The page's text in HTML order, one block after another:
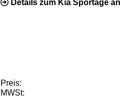
Details zum Kia Sportage
Preis:
MWSt: